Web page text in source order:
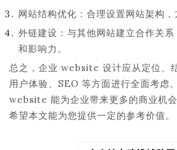
网站结构优化：合理设置网站架构，
外链建设：与其他网站建立合作关
和影响力。
总之，企业 website 设计应从定位、
用户体验、SEO 等方面进行全面考虑
website 能为企业带来更多的商业机会
希望本文能为您提供一定的参考价值。